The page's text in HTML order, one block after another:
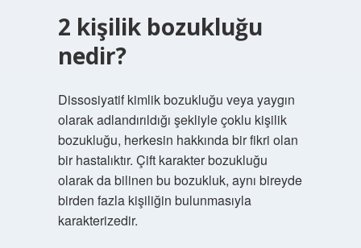
2 kişilik bozukluğu
nedir?
Dissosiyatif kimlik bozukluğu veya yaygın
olarak adlandırıldığı şekliyle çoklu kişilik
bozukluğu, herkesin hakkında bir fikri olan
bir hastalıktır. Çift karakter bozukluğu
olarak da bilinen bu bozukluk, aynı bireyde
birden fazla kişiliğin bulunmasıyla
karakterizedir.